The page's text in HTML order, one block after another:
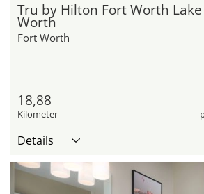
Tru by Hilton Fort Worth Lake
Worth
Fort Worth
18,88
Kilometer
Details